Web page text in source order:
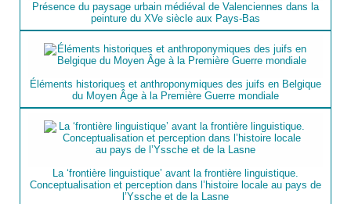
Présence du paysage urbain médiéval de Valenciennes dans la
peinture du XVe siècle aux Pays-Bas
Éléments historiques et anthroponymiques des juifs en Belgique
du Moyen Âge à la Première Guerre mondiale
La ‘frontière linguistique’ avant la frontière linguistique.
Conceptualisation et perception dans l’histoire locale au pays de
l’Yssche et de la Lasne